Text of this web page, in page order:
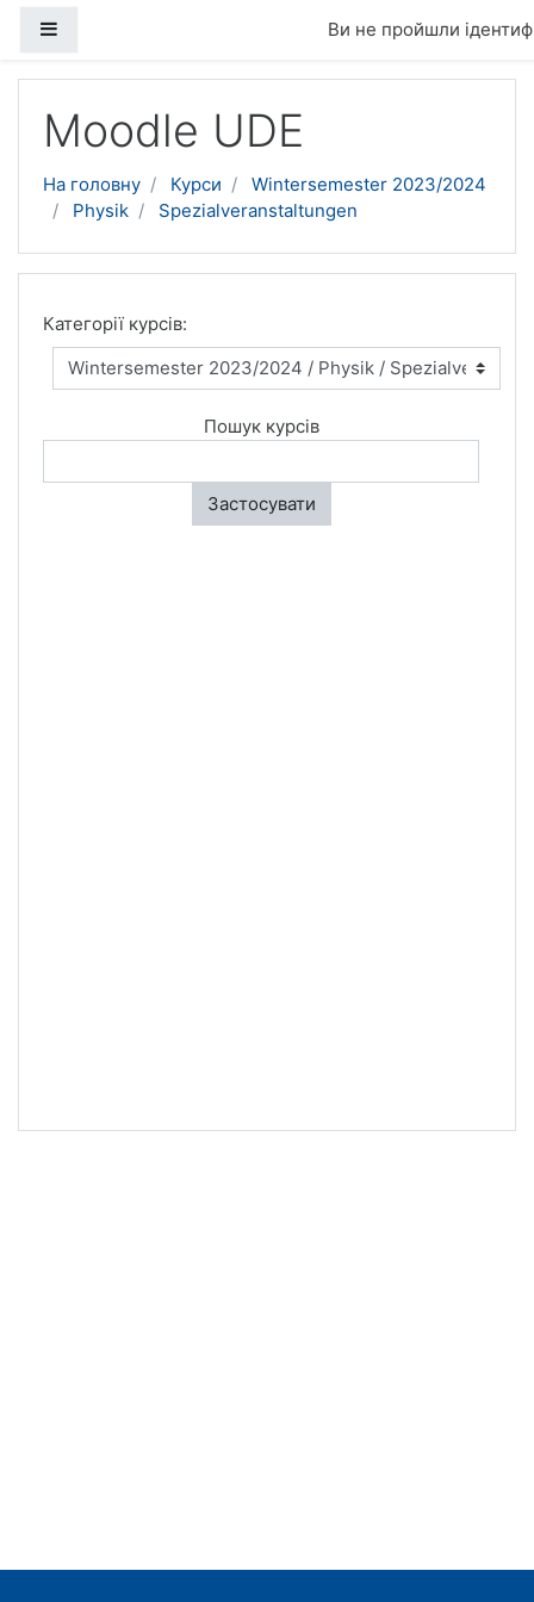
Ви не пройшли
Moodle UDE
На головну Курси
Wintersemester 2023/2024
Physik
Spezialveranstaltungen
Категорії курсів:
Пошук курсів
Застосувати